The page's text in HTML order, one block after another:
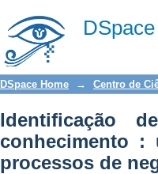
Identificação
holística e
DSpace Home → Centro de
Identificação
conhecimento :
processos de